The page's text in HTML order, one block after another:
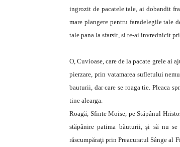
ingrozit de pacatele tale, ai dobandit
mare plangere pentru faradelegile
tale pana la sfarsit, si te-ai invrednicit
O, Cuvioase, care de la pacate grele ai
pierzare, prin vatamarea sufletului
bauturii, dar care se roaga tie. Pleaca
tine alearga.
Roagă, Sfinte Moise, pe Stăpânul
stăpânire patima băuturii, şi să nu
răscumpăraţi prin Preacuratul Sânge al